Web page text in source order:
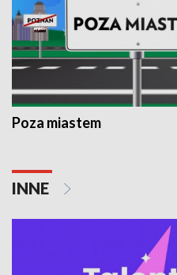
Poza miastem
INNE